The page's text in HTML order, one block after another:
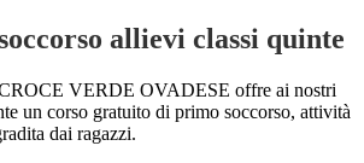
allievi classi quinte
VERDE OVADESE offre ai nostri
un corso gratuito di primo soccorso, attività
dai ragazzi.